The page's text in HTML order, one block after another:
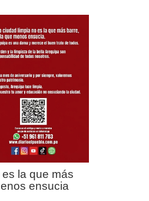
la que más
ensucia